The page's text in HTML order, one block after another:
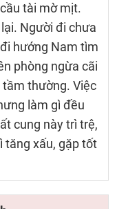
tài mờ mịt.
Người đi chưa
hướng Nam tìm
phòng ngừa cãi
thường. Việc
làm gì đều
cung này trì trệ,
tăng xấu, gặp tốt